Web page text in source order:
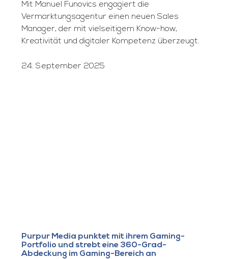
Mit Manuel Funovics engagiert die
Vermarktungsagentur einen neuen Sales
Manager, der mit vielseitigem Know-how,
Kreativität und digitaler Kompetenz überzeugt.
24. September 2025
Purpur Media punktet mit ihrem Gaming-
Portfolio und strebt eine 360-Grad-
Abdeckung im Gaming-Bereich an